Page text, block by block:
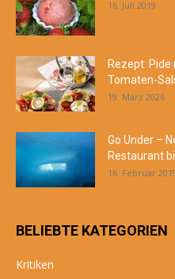
16. Juli 2019
Rezept:
Tomaten-
19. März 2026
Go Under –
Restaurant
16. Februar
BELIEBTE KATEGORIEN
Kritiken